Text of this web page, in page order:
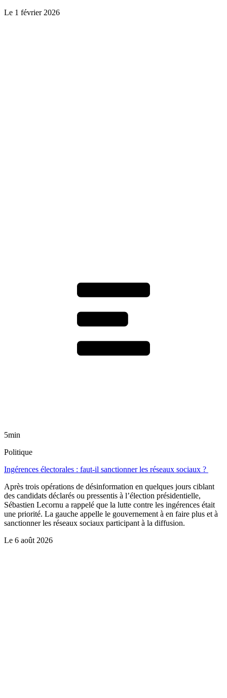
Le 1 février 2026
5min
Politique
Ingérences électorales : faut-il sanctionner les réseaux sociaux ?
Après trois opérations de désinformation en quelques jours ciblant
des candidats déclarés ou pressentis à l’élection présidentielle,
Sébastien Lecornu a rappelé que la lutte contre les ingérences était
une priorité. La gauche appelle le gouvernement à en faire plus et à
sanctionner les réseaux sociaux participant à la diffusion.
Le 6 août 2026